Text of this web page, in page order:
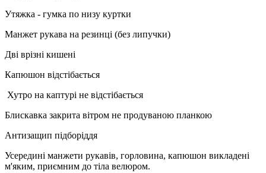
Утяжка - гумка по низу куртки
Манжет рукава на резинці (без липучки)
Дві врізні кишені
Капюшон відстібається
Хутро на каптурі не відстібається
Блискавка закрита вітром не продуваною планкою
Антизащип підборіддя
Усередині манжети рукавів, горловина, капюшон викладені
м'яким, приємним до тіла велюром.